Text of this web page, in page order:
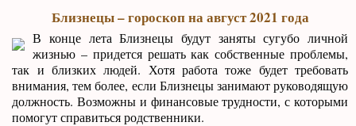
Близнецы – гороскоп на август 2021 года
В конце лета Близнецы будут заняты сугубо личной
жизнью – придется решать как собственные проблемы,
так и близких людей. Хотя работа тоже будет требовать
внимания, тем более, если Близнецы занимают руководящую
должность. Возможны и финансовые трудности, с которыми
помогут справиться родственники.